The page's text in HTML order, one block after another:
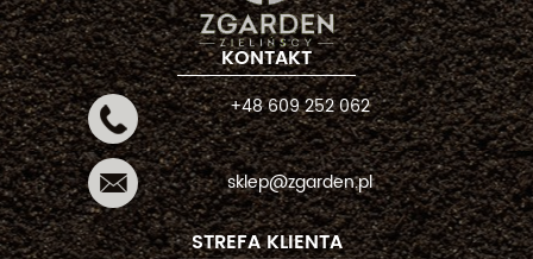
KONTAKT
+48 609 252 062
sklep@zgarden.pl
STREFA KLIENTA